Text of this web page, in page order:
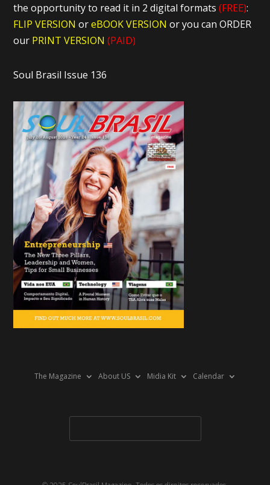
the opportunity to read it in 2 digital formats(FREE):
FLIP VERSION oreBOOK VERSIONor you can ORDER
our PRINT VERSION (PAID)
Soul Brasil Issue 136
The Magazine About US Midia Kit Calendar